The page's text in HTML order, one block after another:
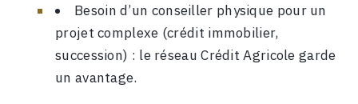
Besoin d’un conseiller physique pour un
projet complexe (crédit immobilier,
succession) : le réseau Crédit Agricole garde
un avantage.